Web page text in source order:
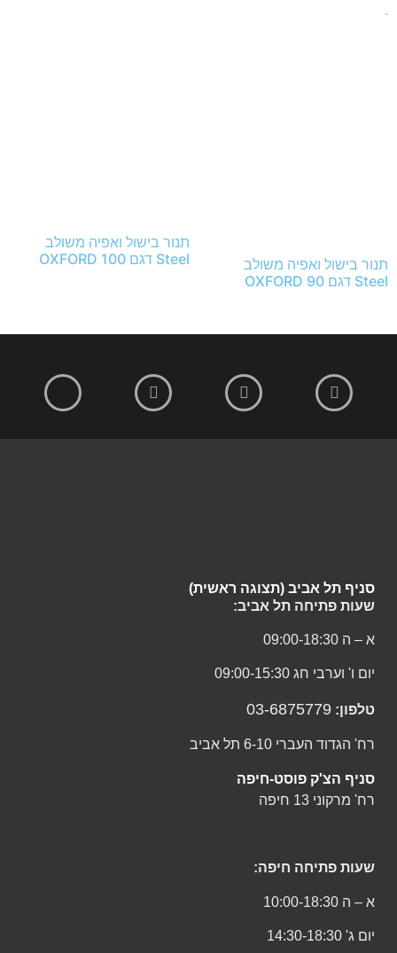
.
תנור בישול ואפיה משולב
Steel דגם OXFORD 90
תנור בישול ואפיה משולב
Steel דגם OXFORD 100
סניף תל אביב (תצוגה ראשית)
שעות פתיחה תל אביב:
א – ה 09:00-18:30
יום ו' וערבי חג 09:00-15:30
טלפון: 03-6875779
רח' הגדוד העברי 6-10 תל אביב
סניף הצ'ק פוסט-חיפה
רח' מרקוני 13 חיפה
שעות פתיחה חיפה:
א – ה 10:00-18:30
יום ג' 14:30-18:30